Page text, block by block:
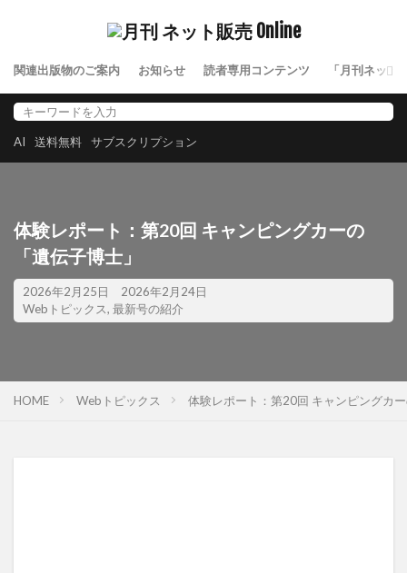
関連出版物のご案内 お知らせ 読者専用コンテンツ 「月刊ネット
AI 送料無料 サブスクリプション
体験レポート：第20回 キャンピングカーの
「遺伝子博士」
2026年2月25日
2026年2月24日
Webトピックス, 最新号の紹介
HOME Webトピックス 体験レポート：第20回 キャンピングカ